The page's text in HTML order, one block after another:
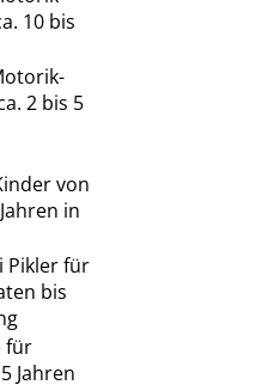
10 bis
2 bis 5
von
in
Pikler für
bis
für
Jahren